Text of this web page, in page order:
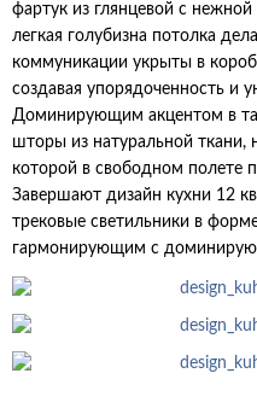
фартук из глянцевой с
легкая голубизна потолка
коммуникации укрыты в
создавая упорядоченность и
Доминирующим акцентом в
шторы из натуральной
которой в свободном полете
Завершают дизайн кухни 12
трековые светильники в
гармонирующим с